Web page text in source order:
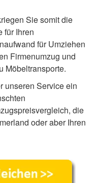
Sie somit die
für Ihren
für Umziehen
Firmenumzug und
Möbeltransporte.
unseren Service ein
die
oder aber Ihren